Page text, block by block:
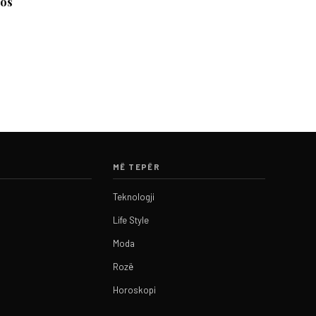
MË TEPËR
Teknologji
Life Style
Moda
Rozë
Horoskopi